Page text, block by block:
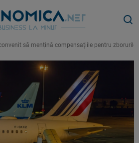
să mențină compensațiile pentru